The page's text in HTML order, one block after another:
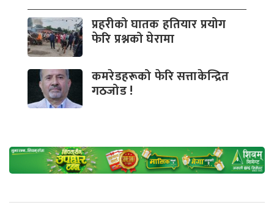
प्रहरीको घातक हतियार प्रयोग
फेरि प्रश्नको घेरामा
कमरेडहरूको फेरि सत्ताकेन्द्रित
गठजोड !